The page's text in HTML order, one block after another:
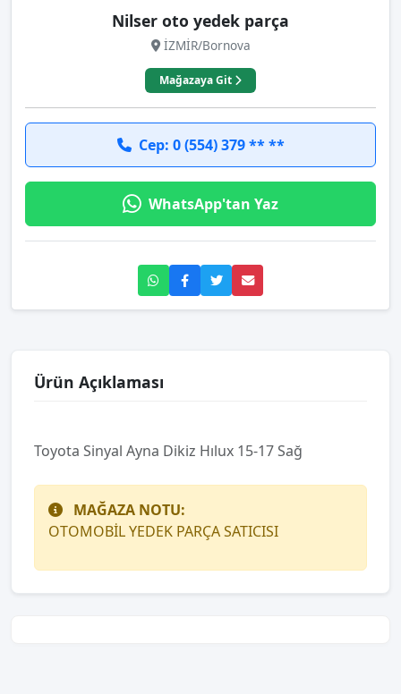
Nilser oto yedek parça
İZMİR/Bornova
Mağazaya Git
Cep: 0 (554) 379 ** **
WhatsApp'tan Yaz
Ürün Açıklaması
Toyota Sinyal Ayna Dikiz Hılux 15-17 Sağ
MAĞAZA NOTU:
OTOMOBİL YEDEK PARÇA SATICISI